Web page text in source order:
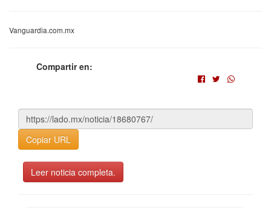
Vanguardia.com.mx
Compartir en:
Copiar URL
Leer noticia completa.